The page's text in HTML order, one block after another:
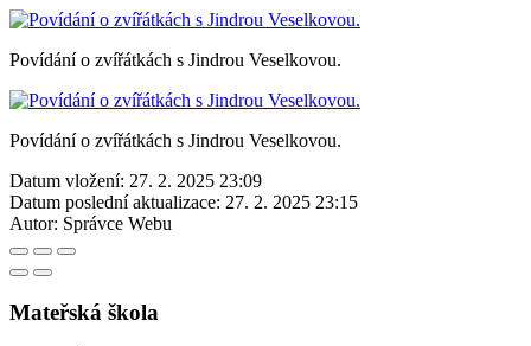
Povídání o zvířátkách s Jindrou Veselkovou.
Povídání o zvířátkách s Jindrou Veselkovou.
Datum vložení: 27. 2. 2025 23:09
Datum poslední aktualizace: 27. 2. 2025 23:15
Autor: Správce Webu
Mateřská škola